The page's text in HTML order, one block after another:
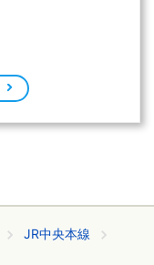
JR中央本線